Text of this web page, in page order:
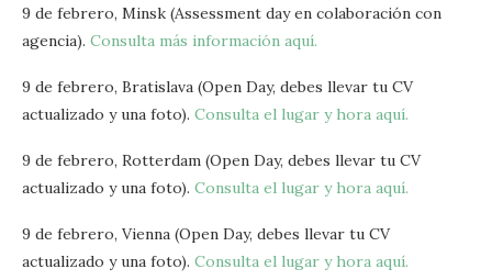
9 de febrero, Minsk (Assessment day en colaboración con
agencia). Consulta más información aquí.
9 de febrero, Bratislava (Open Day, debes llevar tu CV
actualizado y una foto). Consulta el lugar y hora aquí.
9 de febrero, Rotterdam (Open Day, debes llevar tu CV
actualizado y una foto). Consulta el lugar y hora aquí.
9 de febrero, Vienna (Open Day, debes llevar tu CV
actualizado y una foto). Consulta el lugar y hora aquí.